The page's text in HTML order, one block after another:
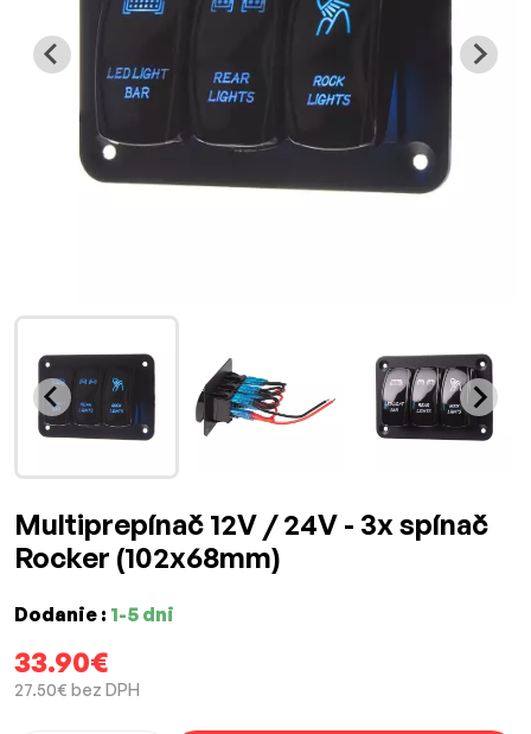
Multiprepínač 12V / 24V - 3x spínač
Rocker (102x68mm)
Dodanie : 1-5 dni
33.90€
27.50€ bez DPH